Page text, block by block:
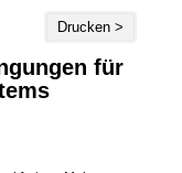
Drucken >
für